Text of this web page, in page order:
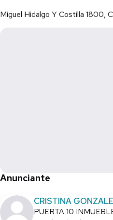
Miguel Hidalgo Y Costilla 1800,
Anunciante
CRISTINA
PUERTA 10